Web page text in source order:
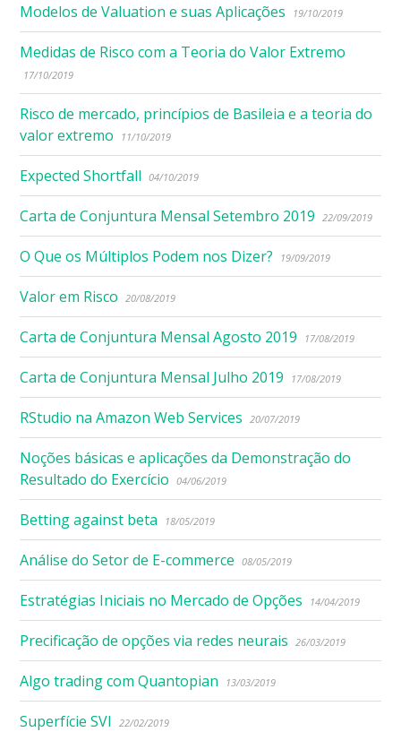
Modelos de Valuation e suas Aplicações 19/10/2019
Medidas de Risco com a Teoria do Valor Extremo
17/10/2019
Risco de mercado, princípios de Basileia e a teoria do
valor extremo
11/10/2019
Expected Shortfall 04/10/2019
Carta de Conjuntura Mensal Setembro 2019 22/09/2019
O Que os Múltiplos Podem nos Dizer? 19/09/2019
Valor em Risco 20/08/2019
Carta de Conjuntura Mensal Agosto 2019 17/08/2019
Carta de Conjuntura Mensal Julho 2019 17/08/2019
RStudio na Amazon Web Services 20/07/2019
Noções básicas e aplicações da Demonstração do
Resultado do Exercício
04/06/2019
Betting against beta 18/05/2019
Análise do Setor de E-commerce 08/05/2019
Estratégias Iniciais no Mercado de Opções 14/04/2019
Precificação de opções via redes neurais 26/03/2019
Algo trading com Quantopian 13/03/2019
Superfície SVI 22/02/2019